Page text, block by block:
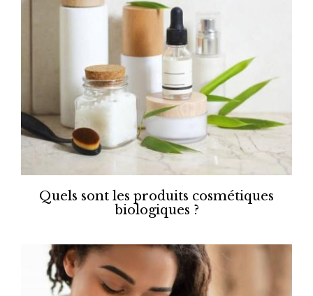
Quels sont les produits cosmétiques
biologiques ?